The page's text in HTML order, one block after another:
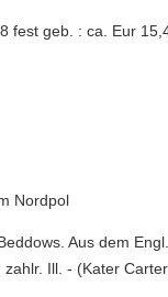
fest geb. : ca. Eur
Nordpol
Aus dem
Ill. - (Kater